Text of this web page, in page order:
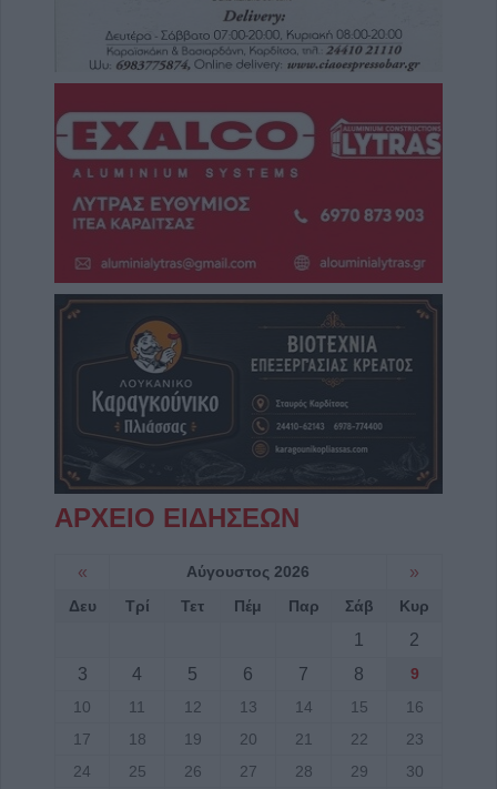
ΑΡΧΕΙΟ ΕΙΔΗΣΕΩΝ
« Αύγουστος 2026 »
Δευ Τρί Τετ Πέμ Παρ Σάβ Κυρ
1
2
3
4 5 6 7 8
9
10
11 12 13 14 15
16
17
18 19 20 21 22
23
24
25 26 27 28 29
30